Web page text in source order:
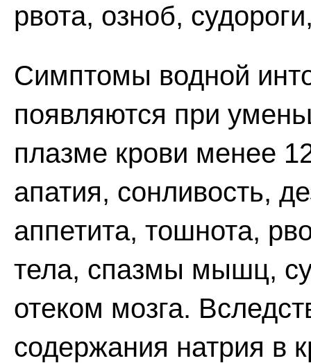
рвота, озноб,
Симптомы водной
появляются при
плазме крови менее
апатия, сонливость,
аппетита, тошнота,
тела, спазмы мышц,
отеком мозга.
содержания натрия в